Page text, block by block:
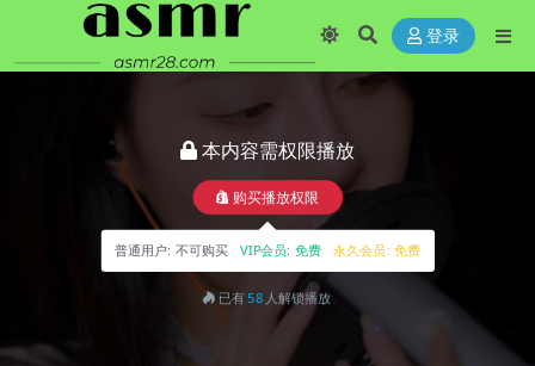
登录
本内容需权限播放
购买播放权限
普通用户: 不可购买 VIP会员: 免费 永久会员: 免费
已有58 人解锁播放